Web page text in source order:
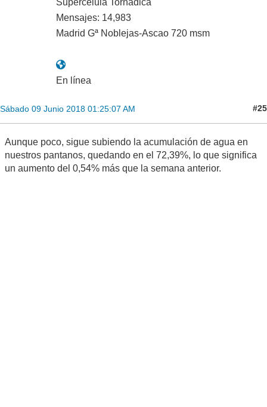
Supercélula Tornádica
Mensajes: 14,983
Madrid Gª Noblejas-Ascao 720 msm
En línea
Sábado 09 Junio 2018 01:25:07 AM #25
Aunque poco, sigue subiendo la acumulación de agua en
nuestros pantanos, quedando en el 72,39%, lo que significa
un aumento del 0,54% más que la semana anterior.